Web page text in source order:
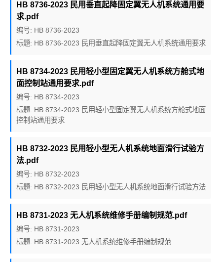
HB 8736-2023 民用垂直起降固定翼无人机系统通用要
求.pdf
编号: HB 8736-2023
标题: HB 8736-2023 民用垂直起降固定翼无人机系统通用要求
HB 8734-2023 民用轻小型固定翼无人机系统方舱式地
面控制站通用要求.pdf
编号: HB 8734-2023
标题: HB 8734-2023 民用轻小型固定翼无人机系统方舱式地面
控制站通用要求
HB 8732-2023 民用轻小型无人机系统地面滑行试验方
法.pdf
编号: HB 8732-2023
标题: HB 8732-2023 民用轻小型无人机系统地面滑行试验方法
HB 8731-2023 无人机系统维修手册编制规范.pdf
编号: HB 8731-2023
标题: HB 8731-2023 无人机系统维修手册编制规范